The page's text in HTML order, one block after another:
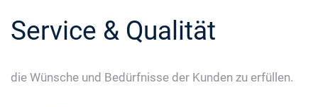
Service & Qualität
die Wünsche und Bedürfnisse der Kunden zu erfüllen.